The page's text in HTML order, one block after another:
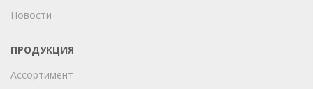
Новости
ПРОДУКЦИЯ
Ассортимент